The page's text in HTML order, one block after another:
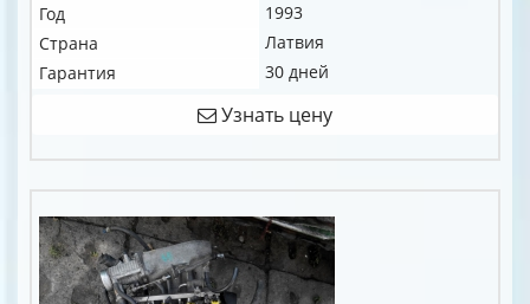
Год
1993
Страна
Латвия
Гарантия
30 дней
Узнать цену